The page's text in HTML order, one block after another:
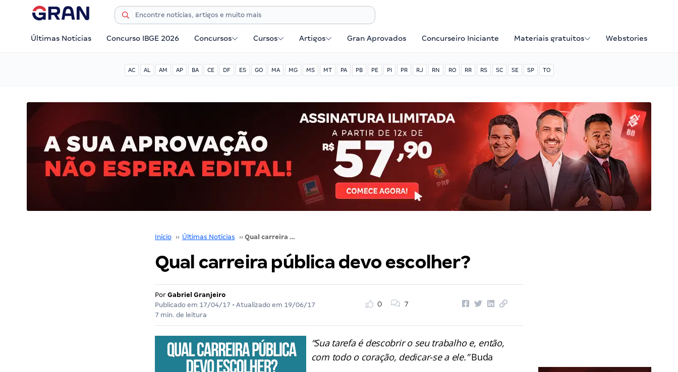
Últimas Notícias Concurso IBGE 2026 Concursos Cursos Artigos Gran Aprovados Concurseiro Iniciante Materiais gratuitos Webstories
AC AL AM AP BA CE DF ES GO MA MG MS MT PA PB PE PI PR RJ RN RO RR RS SC SE SP TO
Início ›› Últimas Notícias ›› Qual carreira pública devo escolher?
Qual carreira pública devo escolher?
Por Gabriel Granjeiro
Publicado em 17/04/17 • Atualizado em 19/06/17
7 min. de leitura
0 7
“Sua tarefa é descobrir o seu trabalho e, então,
com todo o coração, dedicar-se a ele.”Buda